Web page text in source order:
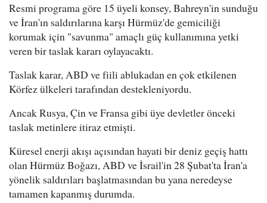
Resmi programa göre 15 üyeli konsey, Bahreyn'in sunduğu
ve İran'ın saldırılarına karşı Hürmüz'de gemiciliği
korumak için "savunma" amaçlı güç kullanımına yetki
veren bir taslak kararı oylayacaktı.
Taslak karar, ABD ve fiili ablukadan en çok etkilenen
Körfez ülkeleri tarafından destekleniyordu.
Ancak Rusya, Çin ve Fransa gibi üye devletler önceki
taslak metinlere itiraz etmişti.
Küresel enerji akışı açısından hayati bir deniz geçiş hattı
olan Hürmüz Boğazı, ABD ve İsrail'in 28 Şubat'ta İran'a
yönelik saldırıları başlatmasından bu yana neredeyse
tamamen kapanmış durumda.